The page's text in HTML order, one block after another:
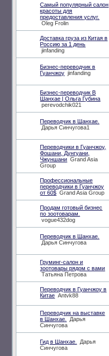
Самый популярный салон
красоты для
предоставления услуг.
Oleg Frolin
Доставка груза из Китая в
Россию за 1 день
jinfanding
Бизнес-переводчик в
Гуанчжоу jinfanding
Бизнес-переводчик В
Шанхае | Ольга Губина
perevodchik021
Переводчик в Шанхае.
Дарья Синчугова1
Переводчики в Гуанчжоу,
Фошани, Дунгуани,
Чжуншани Grand Asia
Group
Профессиональные
переводчики в Гуанчжоу
от 60$ Grand Asia Group
Продам готовый бизнес
по зоотоварам.
vogue432dog
Переводчик в Шанхае.
Дарья Синчугова
Груминг-салон и
зоотовары рядом с вами
Татьяна Петрова
Переводчик в Гуанчжоу в
Китае Antvk88
Переводчик на выставке
в Шанхае.
Дарья
Синчугова
Гид в Шанхае.
Дарья
Синчугова